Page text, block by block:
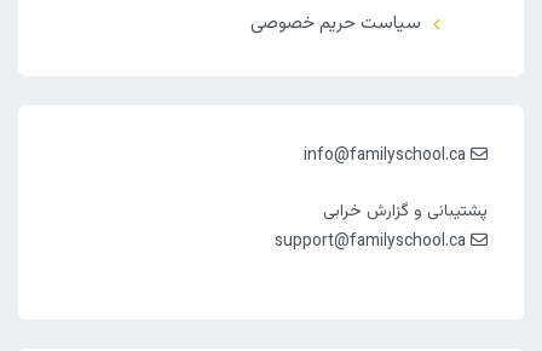
سیاست حریم خصوصی
info@familyschool.ca
پشتیبانی و گزارش خرابی
support@familyschool.ca